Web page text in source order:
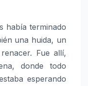
había terminado
una huida, un
Fue allí,
donde todo
esperando